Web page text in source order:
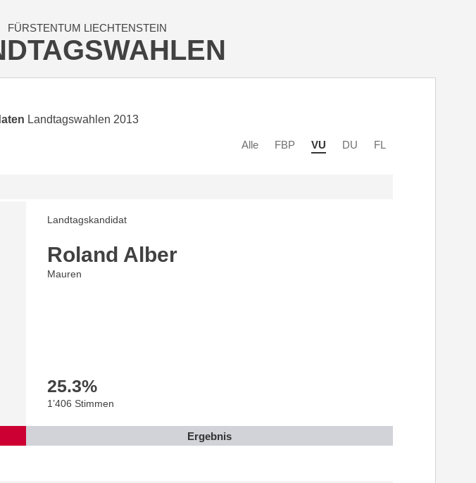
FÜRSTENTUM LIECHTENSTEIN
Landtagswahlen 2013
Alle FBP VU DU FL
Landtagskandidat
Roland Alber
Mauren
25.3%
1’406 Stimmen
Ergebnis